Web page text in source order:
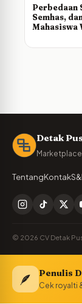
Perbedaan
Semhas,
Mahasiswa
Detak
TentangKontak
© 2026 CV Detak
🪶 Penulis
Cek royalti